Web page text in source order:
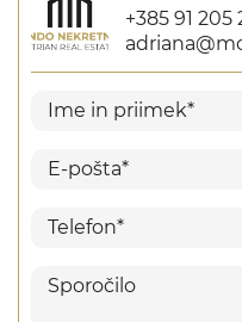
+385 91 205